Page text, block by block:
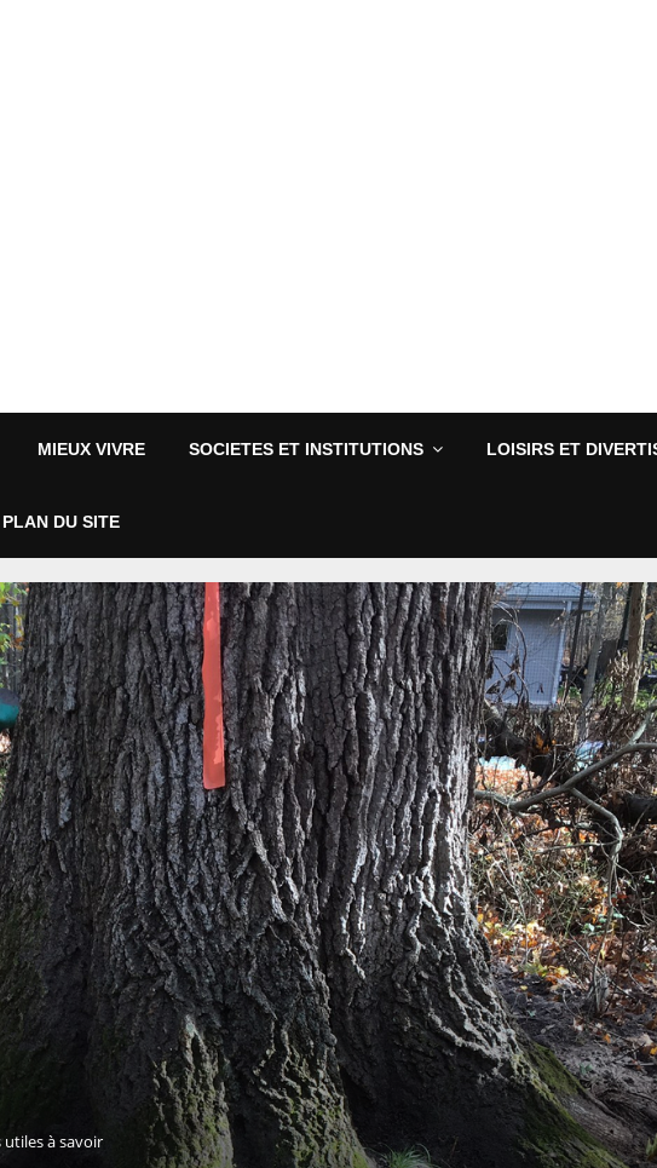
MIEUX VIVRE SOCIETES ET INSTITUTIONS LOISIRS ET
PLAN DU SITE
utiles à savoir